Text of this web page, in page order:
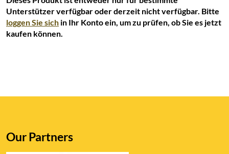
Unterstützer verfügbar oder derzeit nicht verfügbar. Bitte
loggen Sie sich in Ihr Konto ein, um zu prüfen, ob Sie es jetzt
kaufen können.
Our Partners